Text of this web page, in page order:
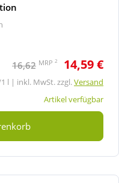
16,62 MRP 2 14,59 €
l | inkl. MwSt. zzgl.Versand
Artikel verfügbar